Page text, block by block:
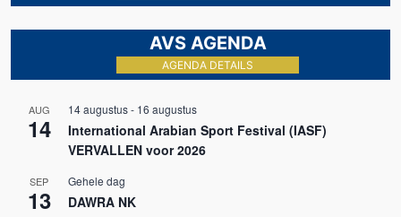
AVS AGENDA
AGENDA DETAILS
AUG
14
14 augustus- 16 augustus
International Arabian Sport Festival (IASF)
VERVALLEN voor 2026
SEP
13
Gehele dag
DAWRA NK